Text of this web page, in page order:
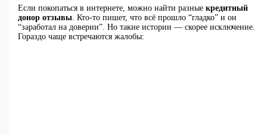
Если покопаться в интернете, можно найти разные кредитный
донор отзывы. Кто-то пишет, что всё прошло “гладко” и он
“заработал на доверии”. Но такие истории — скорее исключение.
Гораздо чаще встречаются жалобы: